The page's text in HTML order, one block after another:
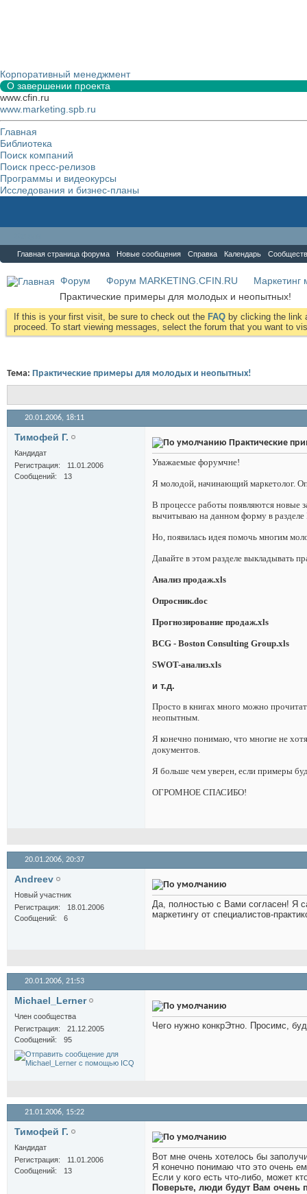
Корпоративный менеджмент
О завершении проекта
www.cfin.ru
www.marketing.spb.ru
Главная
Библиотека
Поиск компаний
Поиск пресс-релизов
Программы и видеокурсы
Исследования и бизнес-планы
Главная страница форума Новые сообщения Справка Календарь
Форум Форум MARKETING.CFIN.RU
Маркетинг
Практические примеры для молодых и неопытных!
If this is your first visit, be sure to check out the FAQ by clicking the link
proceed. To start viewing messages, select the forum that you want to
Тема: Практические примеры для молодых и неопытных!
20.01.2006, 18:11
Тимофей Г.
Кандидат
Регистрация
11.01.2006
Сообщений
13
Практические
Уважаемые форумчне!
Я молодой, начинающий маркетолог.
В процессе работы появляются новые
вычитываю на данном форму в разделе
Но, появилась идея помочь многим
Давайте в этом разделе выкладывать
Анализ продаж.xls
Опросник.doc
Прогнозирование продаж.xls
BCG - Boston Consulting Group.xls
SWOT-анализ.xls
и т.д.
Просто в книгах много можно
неопытным.
Я конечно понимаю, что многие не
документов.
Я больше чем уверен, если примеры
ОГРОМНОЕ СПАСИБО!
20.01.2006, 20:37
Andreev
Новый участник
Регистрация
18.01.2006
Сообщений
6
Да, полностью с Вами согласен! Я
маркетингу от специалистов-
20.01.2006, 21:53
Michael_Lerner
Член сообщества
Регистрация
21.12.2005
Сообщений
95
Чего нужно конкрЭтно. Просимс,
21.01.2006, 15:22
Тимофей Г.
Кандидат
Регистрация
11.01.2006
Сообщений
13
Вот мне очень хотелось бы
Я конечно понимаю что это очень
Если у кого есть что-либо, может
Поверьте, люди будут Вам очень